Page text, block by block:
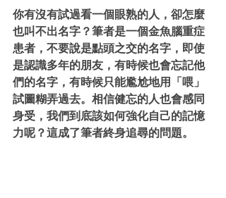
你有沒有試過看一個眼熟的人，卻怎麼
也叫不出名字？筆者是一個金魚腦重症
患者，不要說是點頭之交的名字，即使
是認識多年的朋友，有時候也會忘記他
們的名字，有時候只能尷尬地用「喂」
試圖糊弄過去。相信健忘的人也會感同
身受，我們到底該如何強化自己的記憶
力呢？這成了筆者終身追尋的問題。